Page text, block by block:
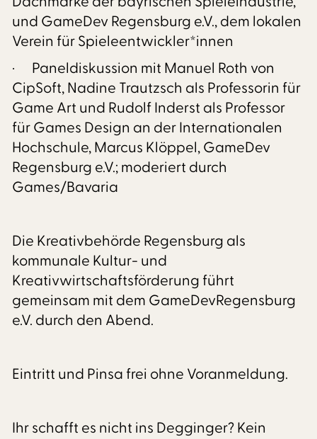
und GameDev Regensburg e.V., dem lokalen
Verein für Spieleentwickler*innen
· Paneldiskussion mit Manuel Roth von
CipSoft, Nadine Trautzsch als Professorin für
Game Art und Rudolf Inderst als Professor
für Games Design an der Internationalen
Hochschule, Marcus Klöppel, GameDev
Regensburg e.V.; moderiert durch
Games/Bavaria
Die Kreativbehörde Regensburg als
kommunale Kultur- und
Kreativwirtschaftsförderung führt
gemeinsam mit dem GameDevRegensburg
e.V. durch den Abend.
Eintritt und Pinsa frei ohne Voranmeldung.
Ihr schafft es nicht ins Degginger? Kein